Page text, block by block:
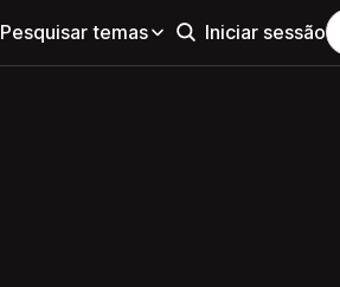
Pesquisar temas Iniciar sessão